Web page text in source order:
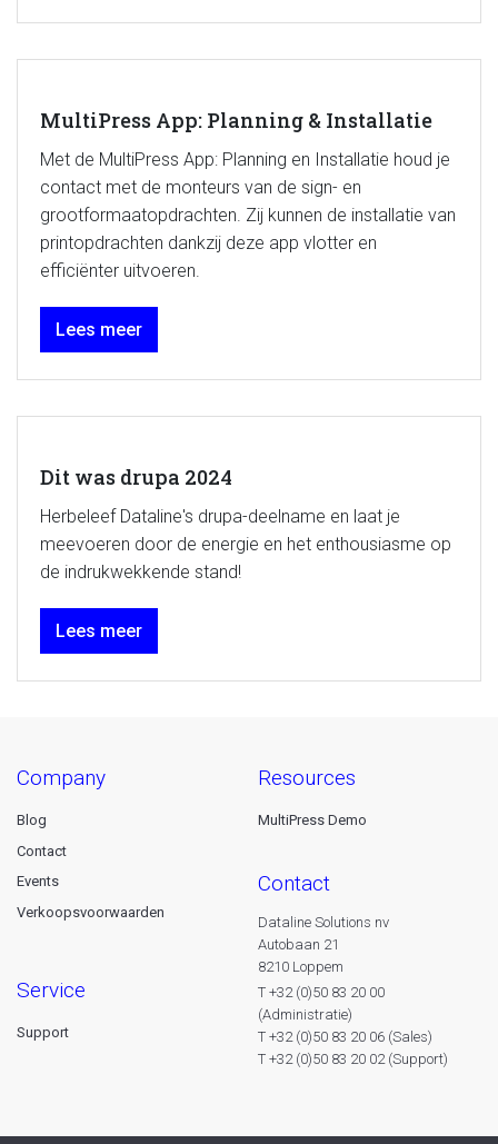
MultiPress App: Planning & Installatie
Met de MultiPress App: Planning en Installatie houd je
contact met de monteurs van de sign- en
grootformaatopdrachten. Zij kunnen de installatie van
printopdrachten dankzij deze app vlotter en
efficiënter uitvoeren.
Lees meer
Dit was drupa 2024
Herbeleef Dataline's drupa-deelname en laat je
meevoeren door de energie en het enthousiasme op
de indrukwekkende stand!
Lees meer
company
Blog
Contact
Events
Verkoopsvoorwaarden
service
Support
resources
MultiPress Demo
contact
Dataline Solutions nv
Autobaan 21
8210 Loppem
T +32 (0)50 83 20 00
(Administratie)
T +32 (0)50 83 20 06 (Sales)
T +32 (0)50 83 20 02 (Support)